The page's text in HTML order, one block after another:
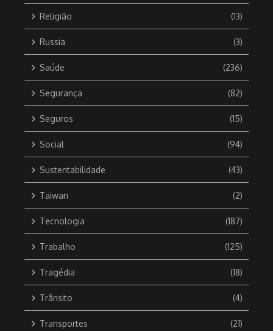
Religião (13)
Russia (3)
Saúde (236)
Segurança (82)
Seguros (15)
Social (94)
Sustentabilidade (43)
Taiwan (2)
Tecnologia (187)
Trabalho (125)
Tragédia (18)
Trânsito (4)
Transportes (21)